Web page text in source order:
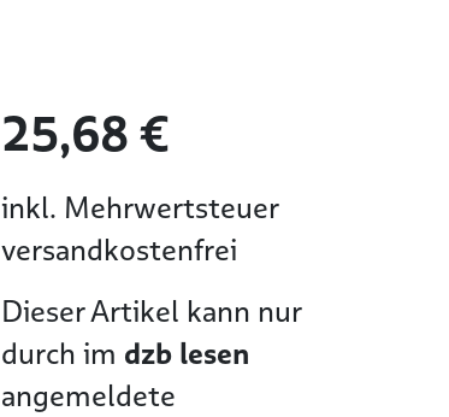
25,68 €
inkl. Mehrwertsteuer
versandkostenfrei
Dieser Artikel kann nur
durch im dzb lesen
angemeldete